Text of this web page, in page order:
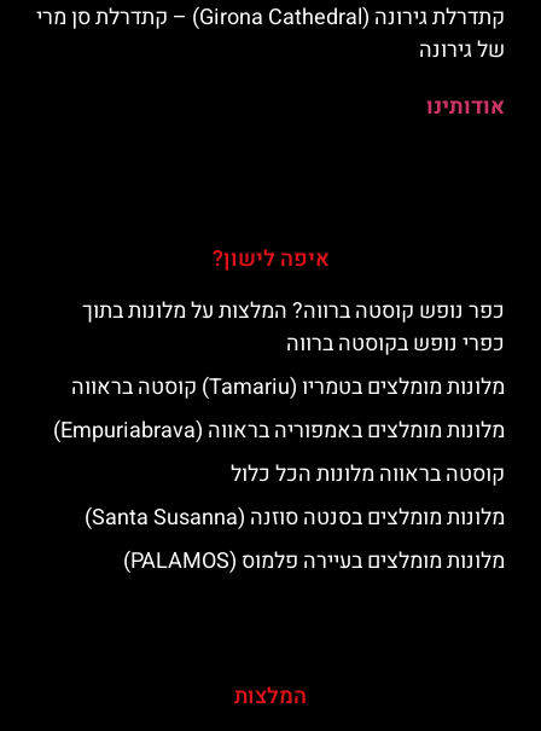
קתדרלת גירונה (Girona Cathedral) – קתדרלת סן מרי
של גירונה
אודותינו
איפה לישון?
כפר נופש קוסטה ברווה? המלצות על מלונות בתוך
כפרי נופש בקוסטה ברווה
מלונות מומלצים בטמריו (Tamariu) קוסטה בראווה
מלונות מומלצים באמפוריה בראווה (Empuriabrava)
קוסטה בראווה מלונות הכל כלול
מלונות מומלצים בסנטה סוזנה (Santa Susanna)
מלונות מומלצים בעיירה פלמוס (PALAMOS)
המלצות